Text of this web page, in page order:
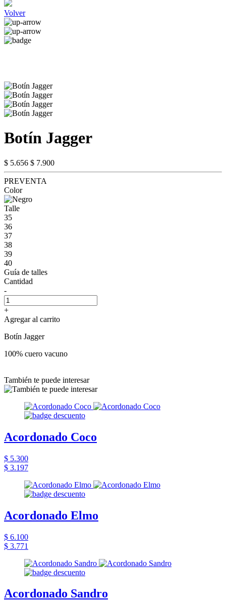
Volver
Botín Jagger
$ 5.656 $ 7.900
PREVENTA
Color
Talle
35
36
37
38
39
40
Guía de talles
Cantidad
-
+
Agregar al carrito
Botín Jagger
100% cuero vacuno
También te puede interesar
Acordonado Coco
$ 5.300
$ 3.197
Acordonado Elmo
$ 6.100
$ 3.771
Acordonado Sandro